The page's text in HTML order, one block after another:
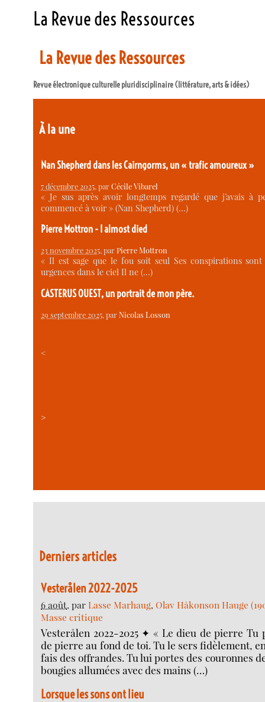
La Revue des Ressources
La Revue des Ressources
Revue électronique culturelle pluridisciplinaire (littérature, arts & idées)
À la une
Nan Shepherd dans les Cairngorms, un « trafic amoureux »
7 décembre 2025, parCécile Vibarel
« Je sus après avoir longtemps regardé que j’avais à
commencé à voir » (Nan Shepherd) (…)
Pierre Mottron - I almost died
23 novembre 2025, parPierre Mottron
« Il est sage que le fou soit seul Ses conspirations sont
urgences dans le ciel Il ne (…)
CASTERUS OUEST, un portrait de mon père.
29 septembre 2025, parNicolas Losson
<
>
Derniers articles
Vesterålen 2022-2025
6 août, parLasse Marhaug,Olav Håkonson Hauge
Masse critique
Vesterålen 2022-2025 ✦ « Le dieu de pierre Tu
de pierre au fond de toi. Tu le sers fidèlement,
fais des offrandes. Tu lui portes des couronnes
bougies allumées avec des mains (…)
Lorsque les sons ont lieu